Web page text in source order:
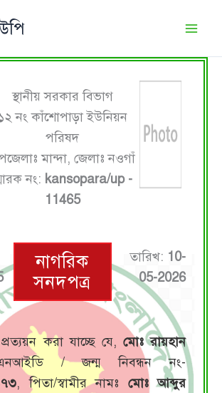
স্থানীয় সরকার বিভাগ
নং কাঁশোপাড়া ইউনিয়ন
পরিষদ
মান্দা, জেলাঃ নওগাঁ
নং: kansopara/up -
11465
নাগরিক
সনদপত্র
তারিখ: 10-
05-2026
করা যাচ্ছে যে, মোঃ রায়হান
/ জন্ম নিবন্ধন নং-
, পিতা/স্বামীর নামঃ মোঃ আব্দুর